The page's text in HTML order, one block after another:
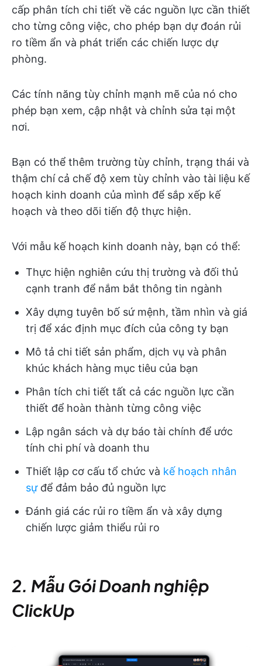
cấp phân tích chi tiết về các nguồn lực cần thiết
cho từng công việc, cho phép bạn dự đoán rủi
ro tiềm ẩn và phát triển các chiến lược dự
phòng.
Các tính năng tùy chỉnh mạnh mẽ của nó cho
phép bạn xem, cập nhật và chỉnh sửa tại một
nơi.
Bạn có thể thêm trường tùy chỉnh, trạng thái và
thậm chí cả chế độ xem tùy chỉnh vào tài liệu kế
hoạch kinh doanh của mình để sắp xếp kế
hoạch và theo dõi tiến độ thực hiện.
Với mẫu kế hoạch kinh doanh này, bạn có thể:
Thực hiện nghiên cứu thị trường và đối thủ
cạnh tranh để nắm bắt thông tin ngành
Xây dựng tuyên bố sứ mệnh, tầm nhìn và giá
trị để xác định mục đích của công ty bạn
Mô tả chi tiết sản phẩm, dịch vụ và phân
khúc khách hàng mục tiêu của bạn
Phân tích chi tiết tất cả các nguồn lực cần
thiết để hoàn thành từng công việc
Lập ngân sách và dự báo tài chính để ước
tính chi phí và doanh thu
Thiết lập cơ cấu tổ chức và kế hoạch nhân
sựđể đảm bảo đủ nguồn lực
Đánh giá các rủi ro tiềm ẩn và xây dựng
chiến lược giảm thiểu rủi ro
2. Mẫu Gói Doanh nghiệp
ClickUp